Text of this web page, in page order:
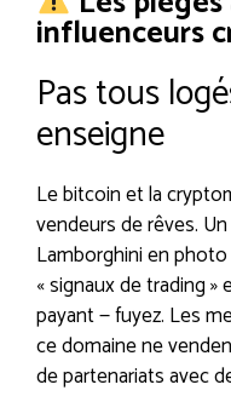
influenceurs
Pas tous
enseigne
Le bitcoin et la
vendeurs de rêves.
Lamborghini en
« signaux de trading
payant — fuyez. Les
ce domaine ne
de partenariats avec